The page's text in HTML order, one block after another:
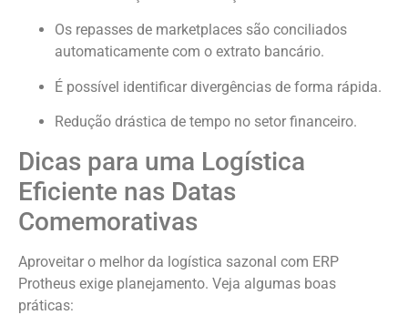
Os repasses de marketplaces são conciliados
automaticamente com o extrato bancário.
É possível identificar divergências de forma rápida.
Redução drástica de tempo no setor financeiro.
Dicas para uma Logística
Eficiente nas Datas
Comemorativas
Aproveitar o melhor da logística sazonal com ERP
Protheus exige planejamento. Veja algumas boas
práticas: